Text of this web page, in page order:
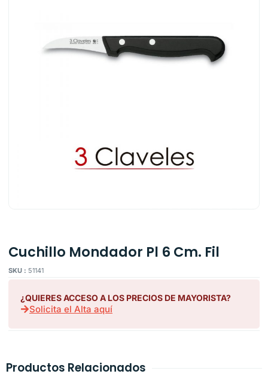
Cuchillo Mondador Pl 6 Cm. Fil
SKU : 51141
¿QUIERES ACCESO A LOS PRECIOS DE MAYORISTA?
Solicita el Alta aquí
Productos Relacionados